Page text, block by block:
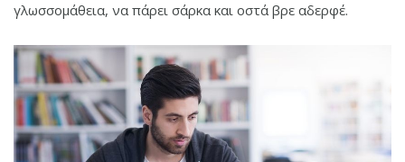
γλωσσομάθεια, να πάρει σάρκα και οστά βρε αδερφέ.